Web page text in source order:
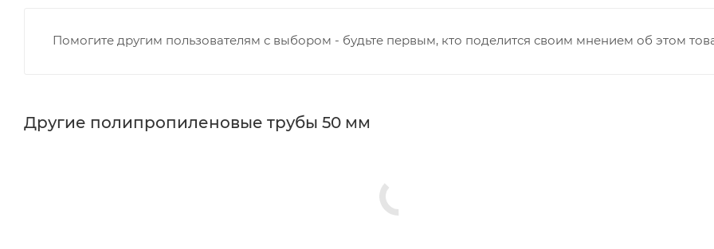
Помогите другим пользователям с выбором - будьте первым, кто поделится своим мнением об этом
Другие полипропиленовые трубы 50 мм